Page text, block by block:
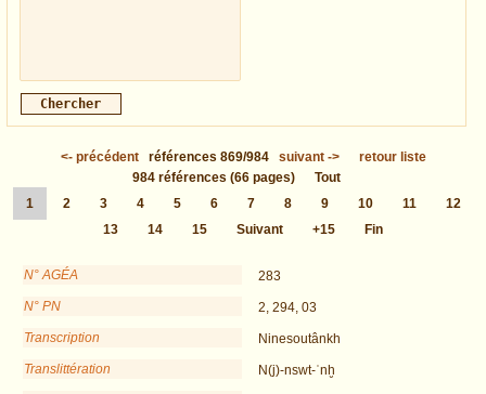
<- précédent références 869/984 suivant->
retour liste
984 références (66 pages)
Tout
1
2 3 4 5 6 7 8 9 10 11
12
13
14 15 Suivant +15 Fin
N° AGÉA
283
N° PN
2, 294, 03
Transcription
Ninesoutânkh
Translittération
N(j)-nswt-ʿnḫ